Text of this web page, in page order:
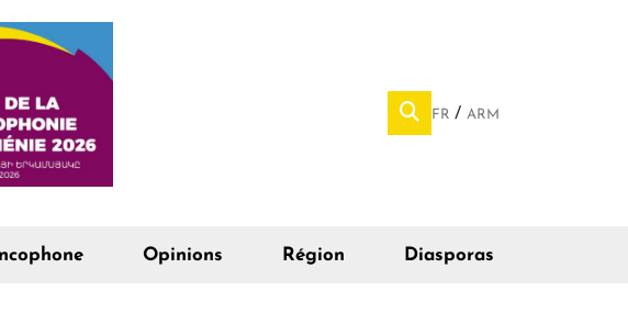
FR ARM
Opinions Région Diasporas